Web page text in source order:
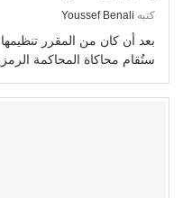
كتبه Youssef Benali
بعد أن كان من المقرر
ستُقام محاكاة المحاكمة